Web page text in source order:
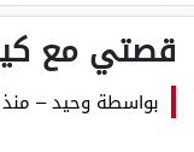
قصتي مع
بواسطة وحيد–